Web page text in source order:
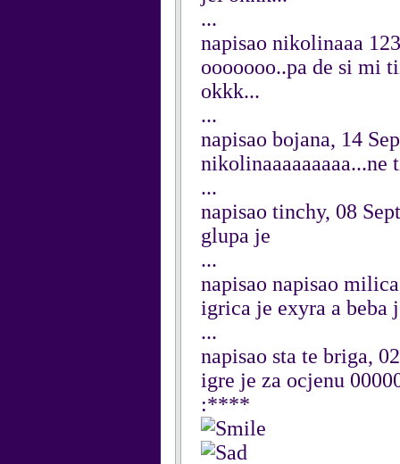
...
napisao nikolinaaa
ooooooo..pa de si mi
okkk...
...
napisao bojana, 14
nikolinaaaaaaaaa...ne
...
napisao tinchy, 08
glupa je
...
napisao napisao
igrica je exyra a beba
...
napisao sta te briga,
igre je za ocjenu
:****